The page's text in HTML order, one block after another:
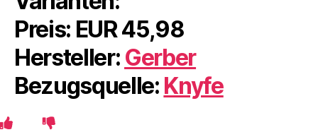
Preis: EUR 45,98
Hersteller: Gerber
Bezugsquelle: Knyfe